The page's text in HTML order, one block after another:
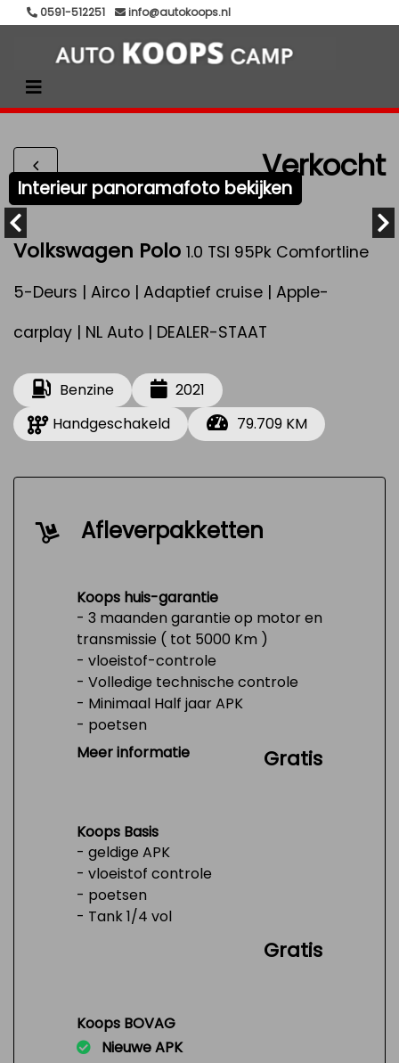
0591-512251 info@autokoops.nl
Verkocht
Interieur panoramafoto bekijken
Volkswagen Polo 1.0 TSI 95Pk Comfortline
5-Deurs | Airco | Adaptief cruise | Apple-
carplay | NL Auto | DEALER-STAAT
Benzine
2021
Handgeschakeld
79.709 KM
Afleverpakketten
Koops huis-garantie
- 3 maanden garantie op motor en
transmissie ( tot 5000 Km )
- vloeistof-controle
- Volledige technische controle
- Minimaal Half jaar APK
- poetsen
- Tank 1/4 vol
Meer informatie Gratis
Koops Basis
- geldige APK
- vloeistof controle
- poetsen
- Tank 1/4 vol
Gratis
Koops BOVAG
Nieuwe APK